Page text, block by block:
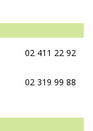
02 411 22 92
02 319 99 88